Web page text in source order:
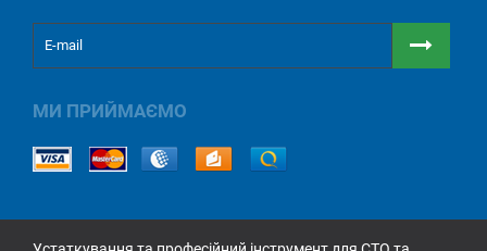
МИ ПРИЙМАЄМО